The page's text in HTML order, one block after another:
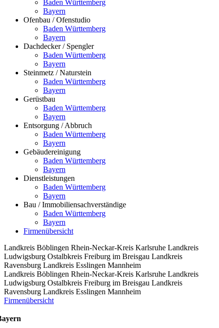
Baden Württemberg
Bayern
Ofenbau / Ofenstudio
Baden Württemberg
Bayern
Dachdecker / Spengler
Baden Württemberg
Bayern
Steinmetz / Naturstein
Baden Württemberg
Bayern
Gerüstbau
Baden Württemberg
Bayern
Entsorgung / Abbruch
Baden Württemberg
Bayern
Gebäudereinigung
Baden Württemberg
Bayern
Dienstleistungen
Baden Württemberg
Bayern
Bau / Immobiliensachverständige
Baden Württemberg
Bayern
Firmenübersicht
Landkreis Böblingen Rhein-Neckar-Kreis Karlsruhe Landkreis
Ludwigsburg Ostalbkreis Freiburg im Breisgau Landkreis
Ravensburg Landkreis Esslingen Mannheim
Landkreis Böblingen Rhein-Neckar-Kreis Karlsruhe Landkreis
Ludwigsburg Ostalbkreis Freiburg im Breisgau Landkreis
Ravensburg Landkreis Esslingen Mannheim
Firmenübersicht